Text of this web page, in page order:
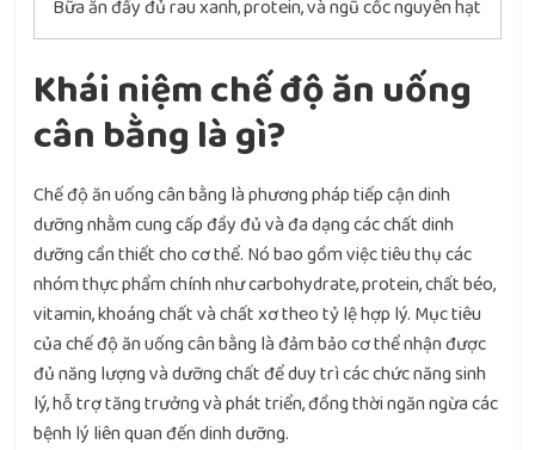
Bữa ăn đầy đủ rau xanh, protein, và ngũ cốc nguyên hạt
Khái niệm chế độ ăn uống
cân bằng là gì?
Chế độ ăn uống cân bằng là phương pháp tiếp cận dinh
dưỡng nhằm cung cấp đầy đủ và đa dạng các chất dinh
dưỡng cần thiết cho cơ thể. Nó bao gồm việc tiêu thụ các
nhóm thực phẩm chính như carbohydrate, protein, chất béo,
vitamin, khoáng chất và chất xơ theo tỷ lệ hợp lý. Mục tiêu
của chế độ ăn uống cân bằng là đảm bảo cơ thể nhận được
đủ năng lượng và dưỡng chất để duy trì các chức năng sinh
lý, hỗ trợ tăng trưởng và phát triển, đồng thời ngăn ngừa các
bệnh lý liên quan đến dinh dưỡng.